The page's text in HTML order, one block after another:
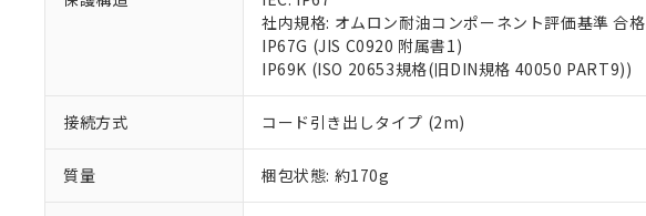
社内規格: オムロン耐油コンポーネント評価基準 合格
IP67G (JIS C0920 附属書1)
IP69K (ISO 20653規格(旧DIN規格 40050 PART9))
接続方式 コード引き出しタイプ (2m)
質量 梱包状態: 約170g